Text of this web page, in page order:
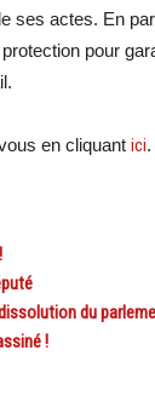
ses actes. En
pour
en cliquant ici.
du
!